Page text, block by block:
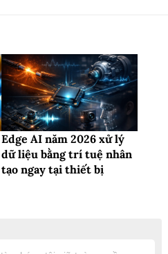
Edge AI năm 2026 xử lý
dữ liệu bằng trí tuệ nhân
tạo ngay tại thiết bị